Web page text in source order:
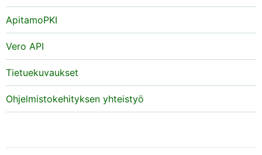
ApitamoPKI
Vero API
Tietuekuvaukset
Ohjelmistokehityksen yhteistyö